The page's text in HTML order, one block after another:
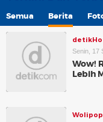
Semua Berita
Senin, 17
Wow!
Lebih
Wolipop